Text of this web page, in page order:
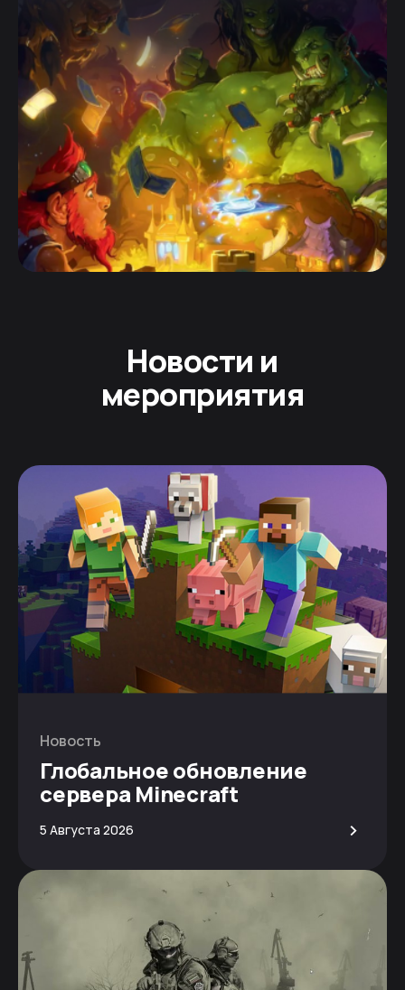
Новости и
мероприятия
Новость
Глобальное обновление
сервера Minecraft
5 Августа 2026 >